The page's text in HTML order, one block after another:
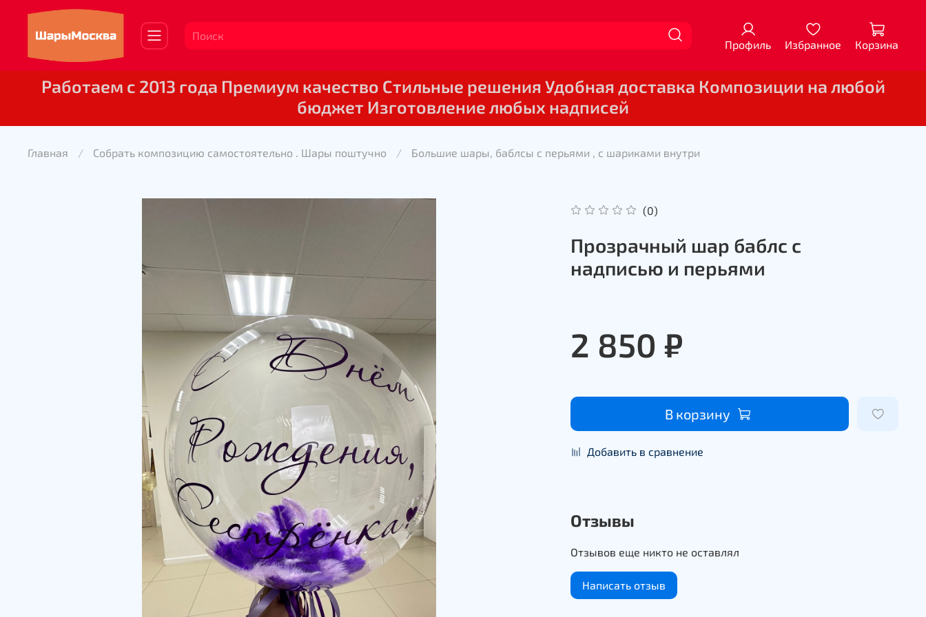
Профиль Избранное Корзина
Работаем с 2013 года Премиум качество Стильные решения Удобная доставка Композиции на любой
бюджет Изготовление любых надписей
Главная Собрать композицию самостоятельно . Шары поштучно Большие шары, баблсы с перьями , с шариками внутри
(0)
Прозрачный шар баблс с
надписью и перьями
2 850 ₽
В корзину
Добавить в сравнение
Отзывы
Отзывов еще никто не оставлял
Написать отзыв